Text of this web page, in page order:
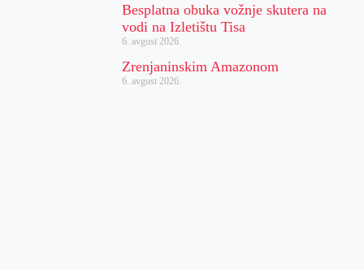
Besplatna obuka vožnje skutera na
vodi na Izletištu Tisa
6. avgust 2026.
Zrenjaninskim Amazonom
6. avgust 2026.